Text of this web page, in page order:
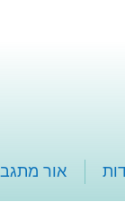
אור